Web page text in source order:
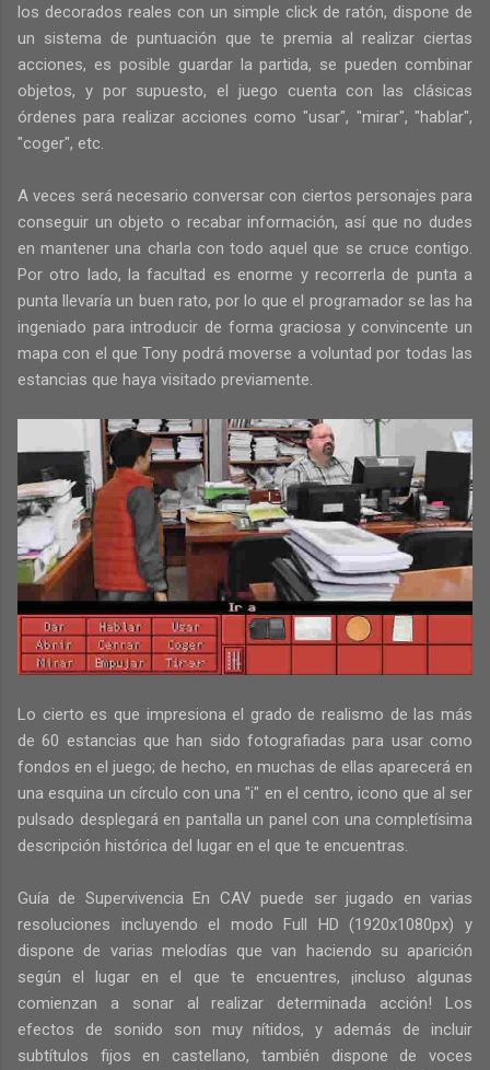
los decorados reales con un simple click de ratón, dispone de
un sistema de puntuación que te premia al realizar ciertas
acciones, es posible guardar la partida, se pueden combinar
objetos, y por supuesto, el juego cuenta con las clásicas
órdenes para realizar acciones como "usar", "mirar", "hablar",
"coger", etc.
A veces será necesario conversar con ciertos personajes para
conseguir un objeto o recabar información, así que no dudes
en mantener una charla con todo aquel que se cruce contigo.
Por otro lado, la facultad es enorme y recorrerla de punta a
punta llevaría un buen rato, por lo que el programador se las ha
ingeniado para introducir de forma graciosa y convincente un
mapa con el que Tony podrá moverse a voluntad por todas las
estancias que haya visitado previamente.
Lo cierto es que impresiona el grado de realismo de las más
de 60 estancias que han sido fotografiadas para usar como
fondos en el juego; de hecho, en muchas de ellas aparecerá en
una esquina un círculo con una "i" en el centro, icono que al ser
pulsado desplegará en pantalla un panel con una completísima
descripción histórica del lugar en el que te encuentras.
Guía de Supervivencia En CAV puede ser jugado en varias
resoluciones incluyendo el modo Full HD (1920x1080px) y
dispone de varias melodías que van haciendo su aparición
según el lugar en el que te encuentres, ¡incluso algunas
comienzan a sonar al realizar determinada acción! Los
efectos de sonido son muy nítidos, y además de incluir
subtítulos fijos en castellano, también dispone de voces